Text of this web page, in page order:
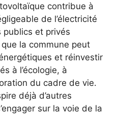
contribue à
de l’électricité
publics et privés
que la commune peut
et réinvestir
à l’écologie, à
du cadre de vie.
déjà d’autres
sur la voie de la